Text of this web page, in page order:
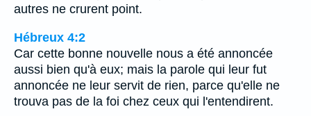
autres ne crurent point.
Hébreux 4:2
Car cette bonne nouvelle nous a été annoncée
aussi bien qu'à eux; mais la parole qui leur fut
annoncée ne leur servit de rien, parce qu'elle ne
trouva pas de la foi chez ceux qui l'entendirent.